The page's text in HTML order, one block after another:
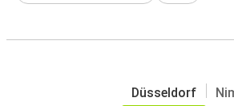
Düsseldorf